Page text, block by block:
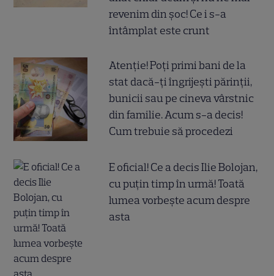
revenim din șoc! Ce i s-a
întâmplat este crunt
Atenție! Poți primi bani de la
stat dacă-ți îngrijești părinții,
bunicii sau pe cineva vârstnic
din familie. Acum s-a decis!
Cum trebuie să procedezi
E oficial! Ce a decis Ilie Bolojan,
cu puțin timp în urmă! Toată
lumea vorbește acum despre
asta